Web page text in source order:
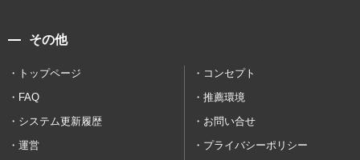
その他
トップページ
コンセプト
FAQ
推薦環境
システム更新履歴
お問い合せ
運営
プライバシーポリシー